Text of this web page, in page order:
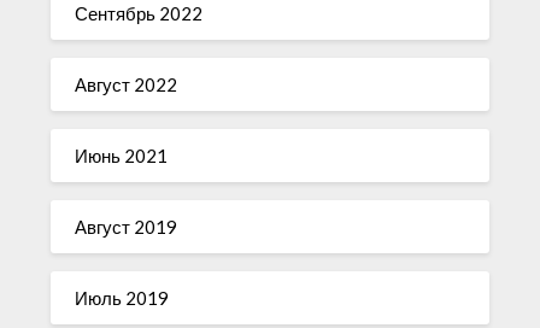
Сентябрь 2022
Август 2022
Июнь 2021
Август 2019
Июль 2019